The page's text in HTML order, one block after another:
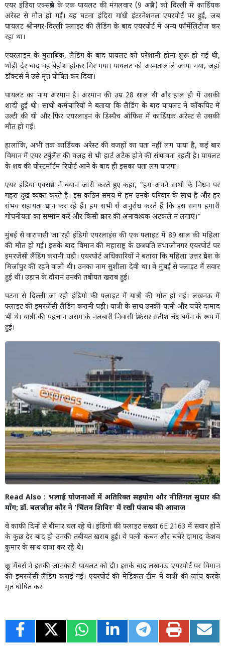
एयर इंडिया एक्सप्रेस के एक पायलट की मंगलवार (9 अप्रैल) को दिल्ली में कार्डियक
अरेस्ट से मौत हो गई। यह घटना इंदिरा गांधी इंटरनेशनल एयरपोर्ट पर हुई, जब
पायलट श्रीनगर-दिल्ली फ्लाइट की लैंडिंग के बाद एयरपोर्ट में अन्य फॉर्मेलिटीज कर
रहा था।
एयरलाइन के मुताबिक, लैंडिंग के बाद पायलट को परेशानी होना शुरू हो गई थी,
थोड़ी देर बाद वह बेहोश होकर गिर गया। पायलट को अस्पताल ले जाया गया, जहां
डॉक्टर्स ने उसे मृत घोषित कर दिया।
पायलट का नाम अरमान है। अरमान की उम्र 28 साल थी और हाल ही में उसकी
शादी हुई थी। साथी कर्मचारियों ने बताया कि लैंडिंग के बाद पायलट ने कॉकपिट में
उल्टी की थी और फिर एयरलाइन के डिस्पैच ऑफिस में कार्डियक अरेस्ट से उसकी
मौत हो गई।
हालांकि, अभी तक कार्डियक अरेस्ट की वजहों का पता नहीं लग पाया है, कई बार
विमान में एयर टर्बुलेंस की वजह से भी हार्ट अटैक होने की संभावना रहती है। पायलट
के शव की पोस्टमॉर्टम रिपोर्ट आने के बाद ही इसका पता लग पाएगा।
एयर इंडिया एक्सप्रेस ने बयान जारी करते हुए कहा, "हम अपने साथी के निधन पर
गहरा दुख व्यक्त करते हैं। इस कठिन समय में हम उनके परिवार के साथ हैं और हर
संभव सहायता प्रदान कर रहे हैं। हम सभी से अनुरोध करते हैं कि इस समय हमारी
गोपनीयता का सम्मान करें और किसी प्रकार की अनावश्यक अटकलें न लगाएं।"
मुंबई से वाराणसी जा रही इंडिगो एयरलाइंस की एक फ्लाइट में 89 साल की महिला
की मौत हो गई। इसके बाद विमान की महाराष्ट्र के छत्रपति संभाजीनगर एयरपोर्ट पर
इमरजेंसी लैंडिंग करानी पड़ी। एयरपोर्ट अधिकारियों ने बताया कि महिला उत्तर प्रदेश के
मिर्जापुर की रहने वाली थी। उनका नाम सुशीला देवी था। वे मुंबई से फ्लाइट में सवार
हुई थीं। उड़ान के दौरान उनकी तबीयत खराब हुई।
पटना से दिल्ली जा रही इंडिगो की फ्लाइट में यात्री की मौत हो गई। लखनऊ में
फ्लाइट की इमरजेंसी लैंडिंग करानी पड़ी। यात्री के साथ उनकी पत्नी और चचेरे दामाद
भी थे। यात्री की पहचान असम के नलबारी निवासी प्रोफेसर सतीश चंद्र बर्मन के रूप में
हुई।
Read Also : भलाई योजनाओं में अतिरिक्त सहयोग और नीतिगत सुधार की
माँग; डॉ. बलजीत कौर ने 'चिंतन शिविर' में रखी पंजाब की आवाज
वे काफी दिनों से बीमार चल रहे थे। इंडिगो की फ्लाइट संख्या 6E 2163 में सवार होने
के कुछ देर बाद ही उनकी तबीयत खराब हुई। वे पत्नी कंचन और चचेरे दामाद केशव
कुमार के साथ यात्रा कर रहे थे।
क्रू मेंबर्स ने इसकी जानकारी पायलट को दी। इसके बाद लखनऊ एयरपोर्ट पर विमान
की इमरजेंसी लैंडिंग कराई गई। एयरपोर्ट की मेडिकल टीम ने यात्री की जांच करके
मृत घोषित कर